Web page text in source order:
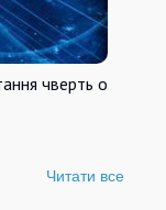
чверть о
Читати все